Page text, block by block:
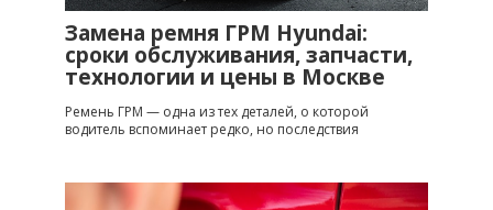
Замена ремня ГРМ Hyundai:
сроки обслуживания, запчасти,
технологии и цены в Москве
Ремень ГРМ — одна из тех деталей, о которой
водитель вспоминает редко, но последствия